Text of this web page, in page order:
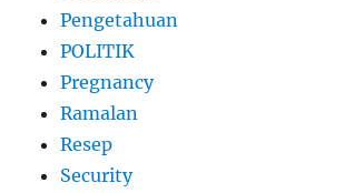
Pengetahuan
POLITIK
Pregnancy
Ramalan
Resep
Security